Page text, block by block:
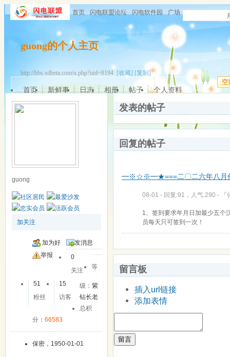
首页 闪电联盟论坛 闪电软件园 广场
guong的个人主页
http://bbs.sdbeta.com/u.php?uid=8194 [收藏] [复制]
空
首页 新鲜事 日志 相册 帖子 个人资料
guong
加关注
加为好
友
发消息
举报
0
关注
51
粉丝
15
访客
等
级：紫
钻长老
总积
分： 66583
保密，1950-01-01
发表的帖子
回复的帖子
━※☆※━★===二〇二六年八月
08-01 - 回复:91，人气:290 -
1、签到要求年月日加最少五个
员每天只可签到一次！
留言板
插入url链接
添加表情
留言